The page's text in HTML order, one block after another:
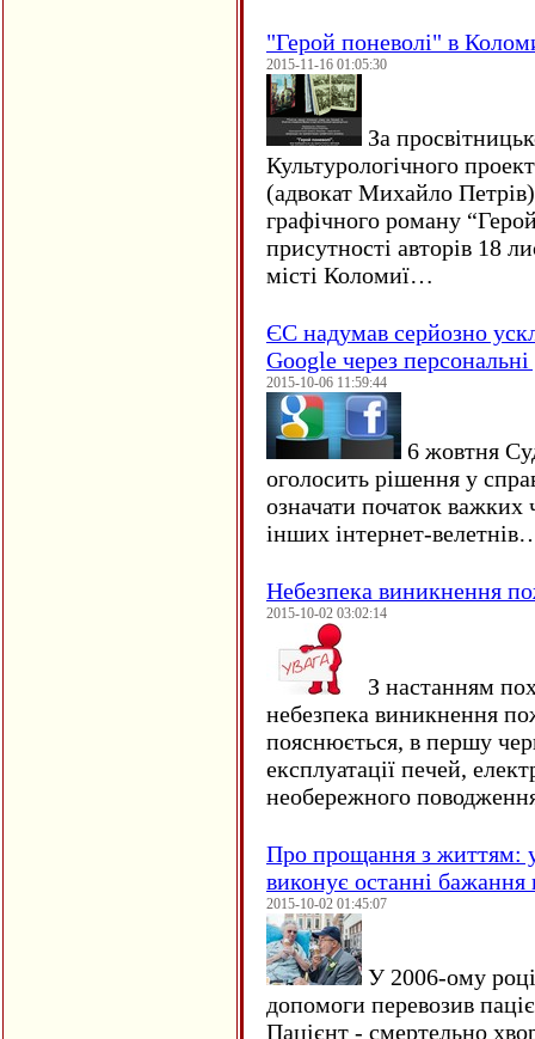
"Герой поневолі" в
2015-11-16 01:05:30
За
Культурологічного
(адвокат Михайло
графічного роману
присутності авторів 18
місті Коломиї…
ЄC надумав серйозно
Google через персональні
2015-10-06 11:59:44
6 жовтня
оголосить рішення у
означати початок важких
інших інтернет-
Небезпека виникнення
2015-10-02 03:02:14
З настанням
небезпека виникнення
пояснюється, в першу
експлуатації печей,
необережного
Про прощання з життям:
виконує останні
2015-10-02 01:45:07
У 2006-ому
допомоги перевозив
Пацієнт - смертельно